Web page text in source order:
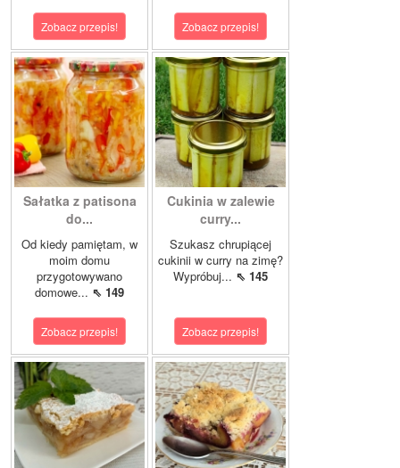
Zobacz przepis! Zobacz przepis!
Sałatka z patisona
do...
Od kiedy pamiętam, w
moim domu
przygotowywano
domowe... ⇖ 149
Zobacz przepis!
Cukinia w zalewie
curry...
Szukasz chrupiącej
cukinii w curry na zimę?
Wypróbuj... ⇖ 145
Zobacz przepis!